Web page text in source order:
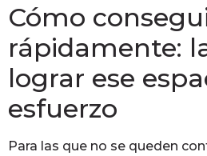
Cómo
rápidamente:
lograr ese
esfuerzo
Para las que no se queden